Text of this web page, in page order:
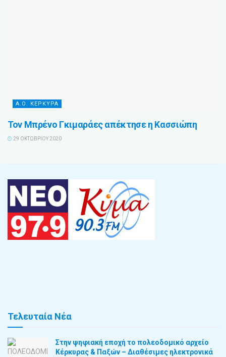
Α.Ο. ΚΕΡΚΥΡΑ
Τον Μπρένο Γκιμαράες απέκτησε η Κασσιώπη
29 ΟΚΤΩΒΡΊΟΥ 2020
Τελευταία Νέα
Στην ψηφιακή εποχή το πολεοδομικό αρχείο
Κέρκυρας & Παξών – Διαθέσιμες ηλεκτρονικά